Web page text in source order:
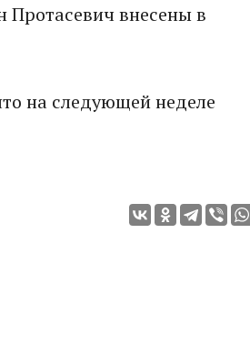
Протасевич внесены в
на следующей неделе